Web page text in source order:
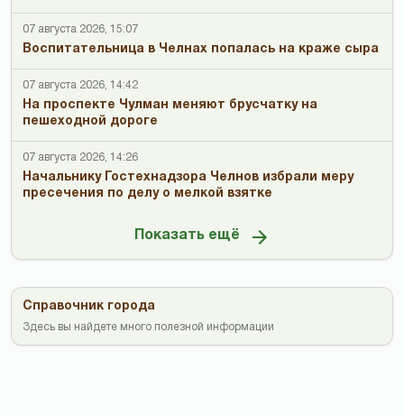
07 августа 2026, 15:07
Воспитательница в Челнах попалась на краже сыра
07 августа 2026, 14:42
На проспекте Чулман меняют брусчатку на
пешеходной дороге
07 августа 2026, 14:26
Начальнику Гостехнадзора Челнов избрали меру
пресечения по делу о мелкой взятке
Показать ещё
Справочник города
Здесь вы найдете много полезной информации